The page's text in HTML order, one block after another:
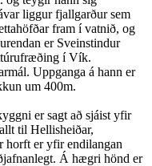
liggur fjallgarður sem
fram í vatnið, og
er Sveinstindur
í Vík.
Uppganga á hann er
um 400m.
er sagt að sjáist yfir
til Hellisheiðar,
horft er yfir endilangan
Á hægri hönd er